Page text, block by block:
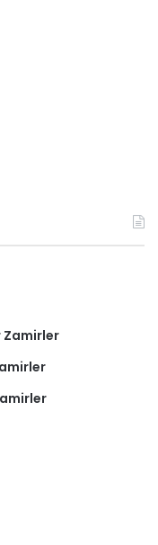
Zamirler